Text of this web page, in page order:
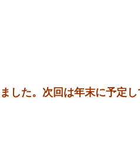
た。次回は年末に予定し